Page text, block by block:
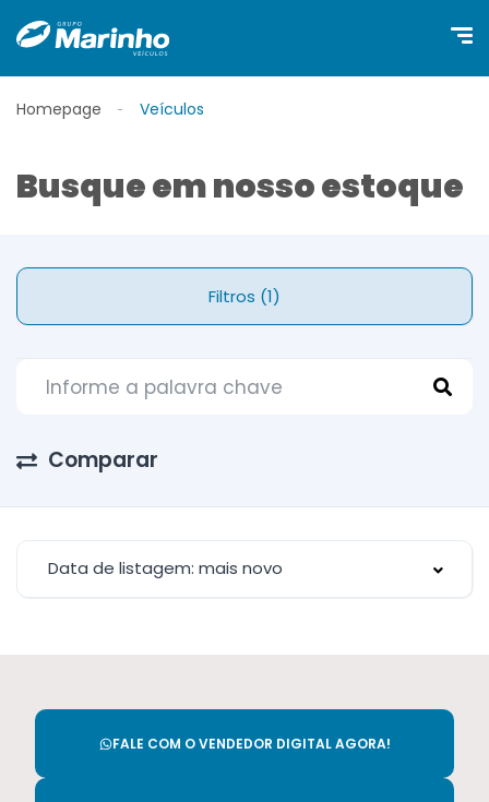
Homepage Veículos
Busque em nosso estoque
Filtros (1)
Comparar
Data de listagem: mais novo
FALE COM O VENDEDOR DIGITAL AGORA!